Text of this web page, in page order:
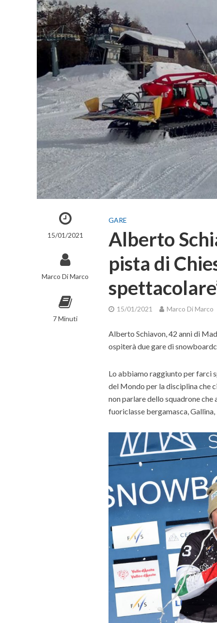
15/01/2021
Marco Di Marco
7 Minuti
GARE
Alberto
pista di
15/01/2021 Marco Di Marco
Alberto Schiavon, 42 anni di
ospiterà due gare di
Lo abbiamo raggiunto per farci
del Mondo per la disciplina che
non parlare dello squadrone che
fuoriclasse bergamasca,